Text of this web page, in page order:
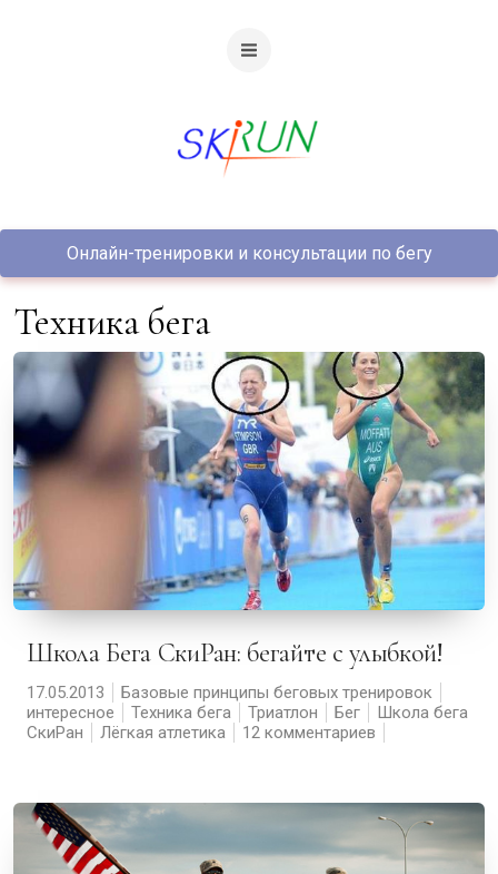
Онлайн-тренировки и консультации по бегу
Техника бега
Школа Бега СкиРан: бегайте с улыбкой!
17.05.2013
Базовые принципы беговых тренировок
интересное
Техника бега Триатлон Бег
Школа бега
СкиРан
Лёгкая атлетика 12 комментариев